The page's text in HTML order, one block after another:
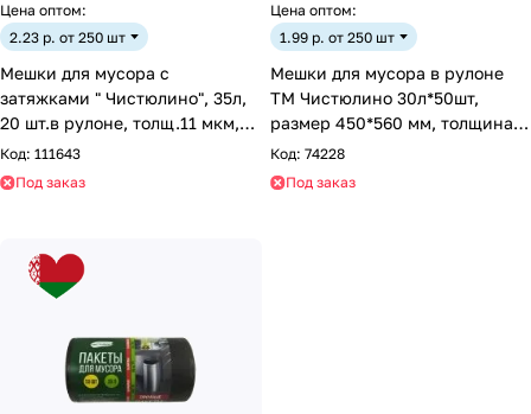
Цена оптом:
2.23 р. от 250 шт
Мешки для мусора с
затяжками " Чистюлино", 35л,
20 шт.в рулоне, толщ.11 мкм,
цв.желтый( с красно
Код: 111643
Под заказ
Цена оптом:
1.99 р. от 250 шт
Мешки для мусора в рулоне
ТМ Чистюлино 30л*50шт,
размер 450*560 мм, толщина 8
мкм, ПНД - чёрный;
Код: 74228
Под заказ